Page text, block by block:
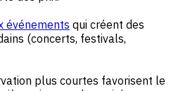
événements qui créent des
(concerts, festivals,
plus courtes favorisent le